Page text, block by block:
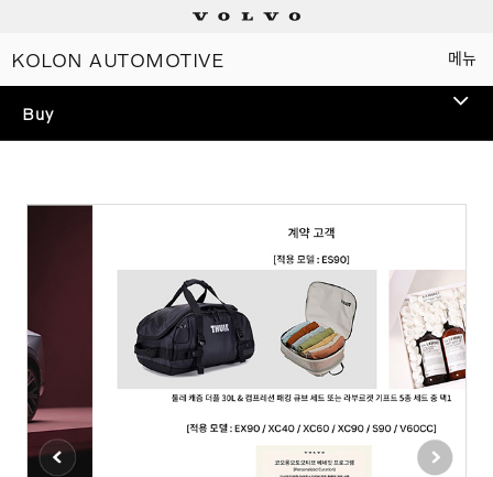
메뉴
KOLON AUTOMOTIVE
TEST DRIVE
볼보 전 모델 시승을 통해스웨디시 프리미엄을 경험해
Buy
Electric
Plug-in hybrids
Mild hybrids
세일즈 컨설턴트
전시장 찾기
인증 중고차